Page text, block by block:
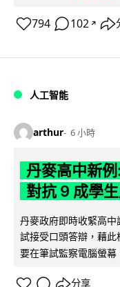
794 102 ↗
人工智能
arthur 6 小時
丹麥高中新
對抗 9 成學
丹麥政府即時收緊高
試接受口頭答辯，藉
要在筆試監察電腦螢幕
分享